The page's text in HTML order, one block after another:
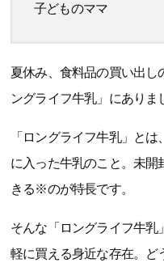
子どものママ
夏休み、食料品の買い出し
ングライフ牛乳」にありま
「ロングライフ牛乳」と
に入った牛乳のこと。未開
きる※のが特長です。
そんな「ロングライフ牛乳
軽に買える身近な存在。ど